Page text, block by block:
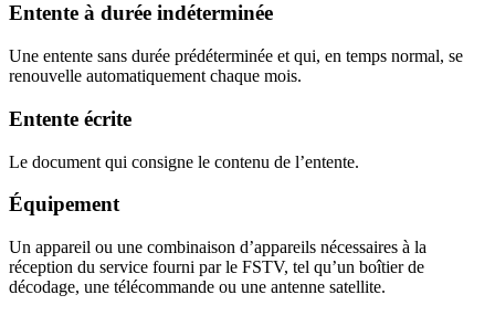
Entente à durée indéterminée
Une entente sans durée prédéterminée et qui, en temps normal, se
renouvelle automatiquement chaque mois.
Entente écrite
Le document qui consigne le contenu de l’entente.
Équipement
Un appareil ou une combinaison d’appareils nécessaires à la
réception du service fourni par le FSTV, tel qu’un boîtier de
décodage, une télécommande ou une antenne satellite.